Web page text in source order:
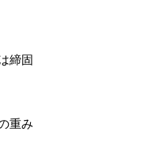
締固
重み